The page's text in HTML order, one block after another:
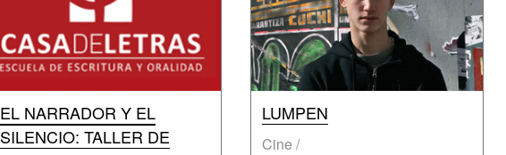
EL NARRADOR Y EL
SILENCIO: TALLER DE
LUMPEN
Cine /